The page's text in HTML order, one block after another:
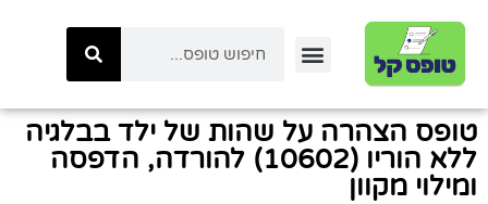
טופס הצהרה על שהות של ילד בבלגיה
ללא הוריו (10602) להורדה, הדפסה
ומילוי מקוון